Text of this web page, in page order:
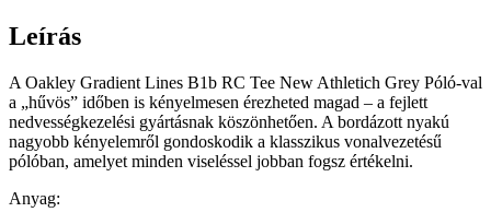
Leírás
A Oakley Gradient Lines B1b RC Tee New Athletich Grey Póló-val
a „hűvös” időben is kényelmesen érezheted magad – a fejlett
nedvességkezelési gyártásnak köszönhetően. A bordázott nyakú
nagyobb kényelemről gondoskodik a klasszikus vonalvezetésű
pólóban, amelyet minden viseléssel jobban fogsz értékelni.
Anyag: